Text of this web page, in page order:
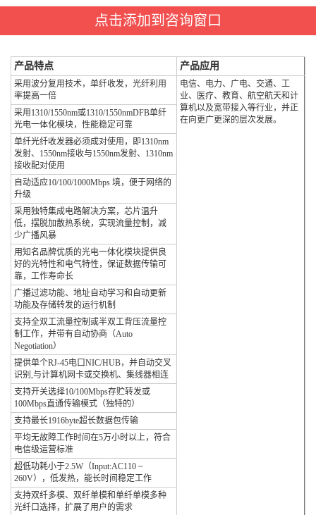
点击添加到咨询窗口
产品特点 产品应用
采用波分复用技术，单纤收发，光纤利用
率提高一倍
电信、电力、广电、交通、工
业、医疗、教育、航空航天和计
算机以及宽带接入等行业，并正
在向更广更深的层次发展。
采用1310/1550nm或1310/1550nmDFB单纤
光电一体化模块，性能稳定可靠
单纤光纤收发器必须成对使用，即1310nm
发射、1550nm接收与1550nm发射、1310nm
接收配对使用
自动适应10/100/1000Mbps 境，便于网络的
升级
采用独特集成电路解决方案，芯片温升
低，摆脱加散热系统，实现流量控制，减
少广播风暴
用知名品牌优质的光电一体化模块提供良
好的光特性和电气特性，保证数据传输可
靠，工作寿命长
广播过滤功能、地址自动学习和自动更新
功能及存储转发的运行机制
支持全双工流量控制或半双工背压流量控
制工作，并带有自动协商（Auto
Negotiation）
提供单个RJ-45电口NIC/HUB，并自动交叉
识别,与计算机网卡或交换机、集线器相连
支持开关选择10/100Mbps存贮转发或
100Mbps直通传输模式（独特的）
支持最长1916byte超长数据包传输
平均无故障工作时间在5万小时以上，符合
电信级运营标准
超低功耗小于2.5W（Input:AC110 ~
260V），低发热，能长时间稳定工作
支持双纤多模、双纤单模和单纤单模多种
光纤口选择，扩展了用户的需求